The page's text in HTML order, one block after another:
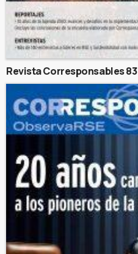
Revista Corresponsables 83